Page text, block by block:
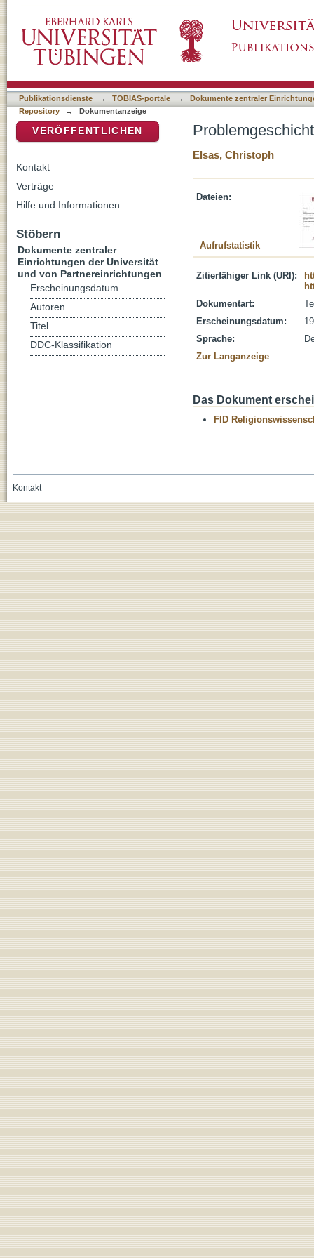
Publikationsdienste → TOBIAS-portale →
Dokumente zentraler
Repository
→ Dokumentanzeige
Elsas, Christoph
Dateien:
Aufrufstatistik
Zitierfähiger Link (URI):
Dokumentart:
Erscheinungsdatum:
Sprache:
Zur Langanzeige
Das Dokument
FID
VERÖFFENTLICHEN
Kontakt
Verträge
Hilfe und Informationen
Stöbern
Dokumente zentraler
Einrichtungen der Universität
und von Partnereinrichtungen
Erscheinungsdatum
Autoren
Titel
DDC-Klassifikation
Kontakt